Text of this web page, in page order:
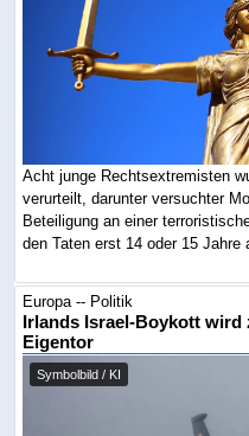
Acht junge Rechtsextremisten
verurteilt, darunter versuchter
Beteiligung an einer
den Taten erst 14 oder 15 Jahre
Europa -- Politik
Irlands Israel-Boykott
Eigentor
Symbolbild / KI